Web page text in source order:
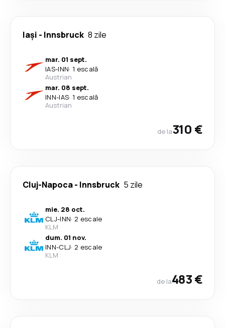
Iași - Innsbruck 8 zile
mar. 01 sept.
IAS-INN· 1 escală
Austrian
mar. 08 sept.
INN-IAS· 1 escală
Austrian
de la310 €
Cluj-Napoca- Innsbruck 5 zile
mie. 28 oct.
CLJ-INN· 2 escale
KLM
dum. 01 nov.
INN-CLJ· 2 escale
KLM
de la483 €